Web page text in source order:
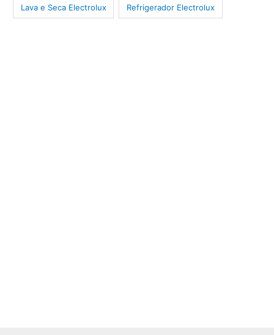
Lava e Seca Electrolux Refrigerador Electrolux